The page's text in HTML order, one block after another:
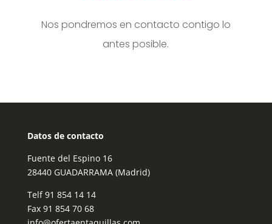
Nos pondremos en contacto contigo lo
antes posible.
Datos de contacto
Fuente del Espino 16
28440 GUADARRAMA (Madrid)
Telf91 854 14 14
Fax 91 854 70 68